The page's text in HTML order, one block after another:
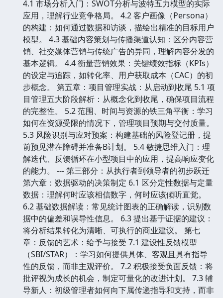
4.1 市场分析入门：SWOT分析与波特五力模型的实际
应用，理解行业竞争格局。 4.2 客户画像（Persona）
的构建：如何通过数据和访谈，描绘出精准的目标用户
模型。 4.3 基础内容策划与传播渠道认知：区分内容营
销、社交媒体营销与传统广告的异同，理解内容分发的
基本逻辑。 4.4 衡量营销效果：关键绩效指标（KPIs）
的设定与追踪，如转化率、用户获取成本（CAC）的初
步概念。 第五章：项目管理实战：从启动到收尾 5.1 项
目管理五大阶段解析：从概念化到收尾，确保项目流程
的完整性。 5.2 范围、时间与资源的铁三角平衡：学习
如何在资源受限的情况下，管理项目预期与交付质量。
5.3 风险识别与应对预案：构建基础的风险登记册，提
前预见潜在障碍并准备B计划。 5.4 敏捷思维入门：理
解迭代、反馈循环在小型项目中的应用，提高响应变化
的能力。 --- 第三部分：从执行者到领导者的初步跃迁
第六章：数据驱动的决策制定 6.1 区分定性数据与定量
数据：理解何时应该相信数字，何时应该倾听直觉。
6.2 基础数据解读：常见统计图表的正确解读，识别数
据中的偏差和误导性信息。 6.3 提出基于证据的建议：
将分析结果转化为清晰、可执行的商业建议。 第七
章：反馈的艺术：给予与接受 7.1 建设性反馈模型
（SBI/STAR）：学习如何提供具体、客观且具有指导
性的反馈，而非主观评价。 7.2 积极接受负面反馈：将
批评视为成长的机会，制定可量化的改进计划。 7.3 辅
导新人：初级管理者如何向下属传递指导和支持，而非